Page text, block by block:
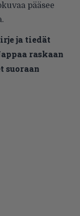
pääsee
ja tiedät
raskaan
suoraan